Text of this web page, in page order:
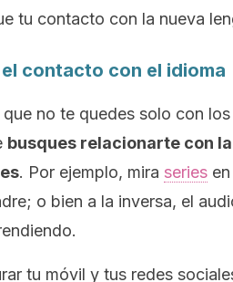
tu contacto con la nueva
contacto con el idioma
que no te quedes solo con
busques relacionarte con
. Por ejemplo, mira series
o bien a la inversa, el
tu móvil y tus redes